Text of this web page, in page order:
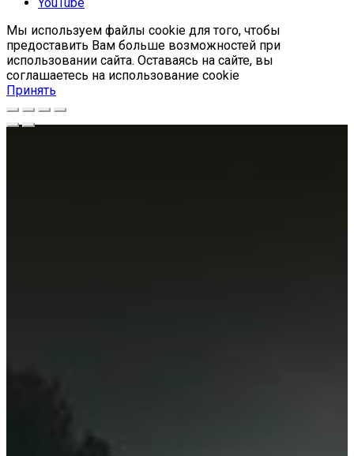
Мы используем файлы cookie для того, чтобы
предоставить Вам больше возможностей при
использовании сайта. Оставаясь на сайте, вы
соглашаетесь на использование cookie
Принять